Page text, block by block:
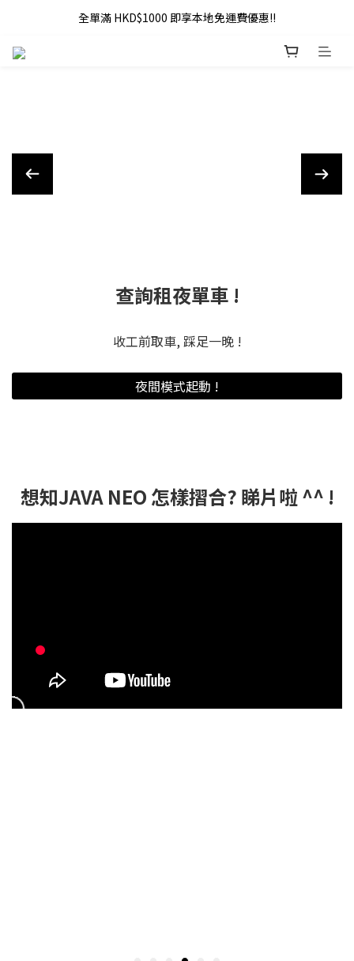
全單滿 HKD$1000 即享本地免運費優惠!!
全單滿 HKD$1000 即享本地免運費優惠!!
查詢租夜單車 !
收工前取車, 踩足一晚 !
夜間模式起動 !
想知JAVA NEO 怎樣摺合? 睇片啦 ^^ !